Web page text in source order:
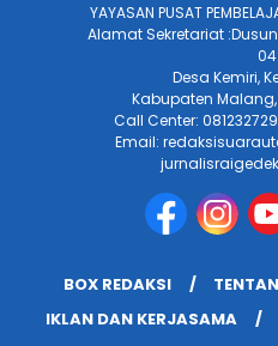
YAYASAN PUSAT
Alamat Sekretariat :Dusun
04.
Desa Kemiri,
Kabupaten
Call Center:
Email:
BOX REDAKSI
IKLAN DAN KERJASAMA